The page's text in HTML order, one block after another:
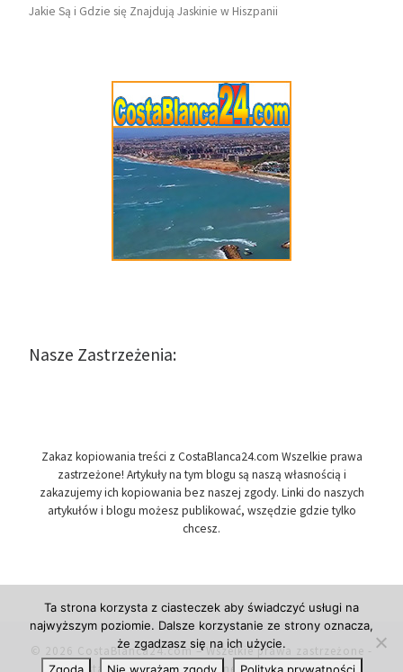
Jakie Są i Gdzie się Znajdują Jaskinie w Hiszpanii
Nasze Zastrzeżenia:
Zakaz kopiowania treści z CostaBlanca24.com Wszelkie prawa
zastrzeżone! Artykuły na tym blogu są naszą własnością i
zakazujemy ich kopiowania bez naszej zgody. Linki do naszych
artykułów i blogu możesz publikować, wszędzie gdzie tylko
chcesz.
© 2026 CostaBlanca24.com– Wszelkie prawa zastrzeżone -
Ta strona korzysta z ciasteczek aby świadczyć usługi na
najwyższym poziomie. Dalsze korzystanie ze strony oznacza,
że zgadzasz się na ich użycie.